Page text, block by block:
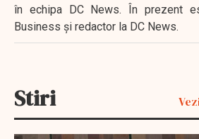
în echipa DC News. În prezent
Business şi redactor la DC News.
Stiri